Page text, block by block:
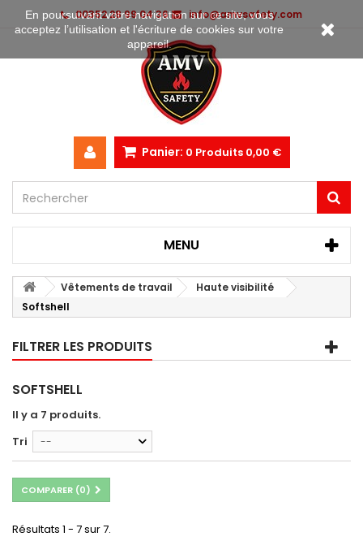
00352 28 99 04 36 info@amvsafety.com
Panier: 0 Produits 0,00 €
MENU
Vêtements de travail
Haute visibilité
Softshell
FILTRER LES PRODUITS
SOFTSHELL
Il y a 7 produits.
Tri
--
COMPARER (0)
Résultats 1 - 7 sur 7.
En poursuivant votre navigation sur ce site, vous
acceptez l’utilisation et l'écriture de cookies sur votre
appareil.